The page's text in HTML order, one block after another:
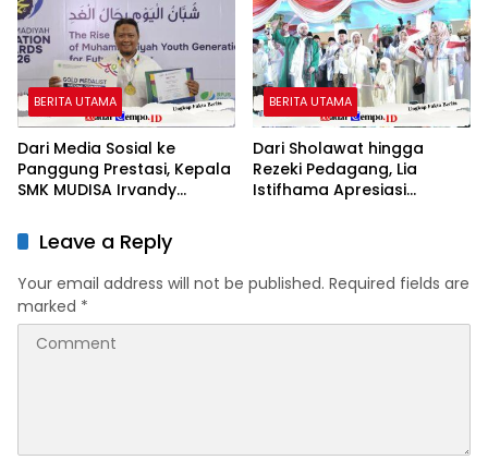
BERITA UTAMA
Dari Media Sosial ke
Panggung Prestasi, Kepala
SMK MUDISA Irvandy
MEA 2026
BERITA UTAMA
Dari Sholawat hingga
Rezeki Pedagang, Lia
Istifhama Apresiasi
Leave a Reply
Your email address will not be published. Required fields are
marked *